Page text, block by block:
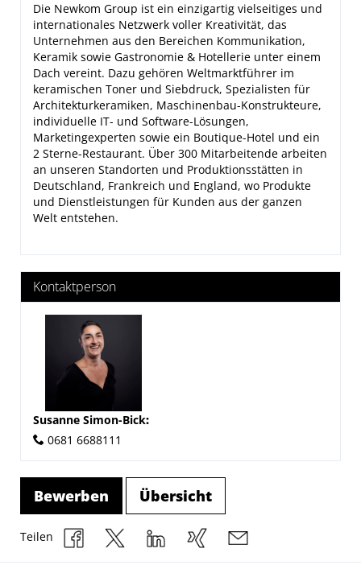
Die Newkom Group ist ein einzigartig vielseitiges und
internationales Netzwerk voller Kreativität, das
Unternehmen aus den Bereichen Kommunikation,
Keramik sowie Gastronomie & Hotellerie unter einem
Dach vereint. Dazu gehören Weltmarktführer im
keramischen Toner und Siebdruck, Spezialisten für
Architekturkeramiken, Maschinenbau-Konstrukteure,
individuelle IT- und Software-Lösungen,
Marketingexperten sowie ein Boutique-Hotel und ein
2 Sterne-Restaurant. Über 300 Mitarbeitende arbeiten
an unseren Standorten und Produktionsstätten in
Deutschland, Frankreich und England, wo Produkte
und Dienstleistungen für Kunden aus der ganzen
Welt entstehen.
Kontaktperson
Susanne Simon-Bick:
0681 6688111
Bewerben Übersicht
Teilen